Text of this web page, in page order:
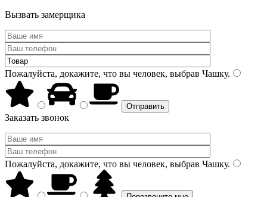
Вызвать замерщика
Пожалуйста, докажите, что вы человек, выбрав Чашку.
Заказать звонок
Пожалуйста, докажите, что вы человек, выбрав Чашку.